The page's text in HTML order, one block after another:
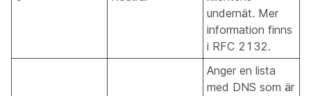
undernät. Mer
information finns
i RFC 2132.
Anger en lista
med DNS som är